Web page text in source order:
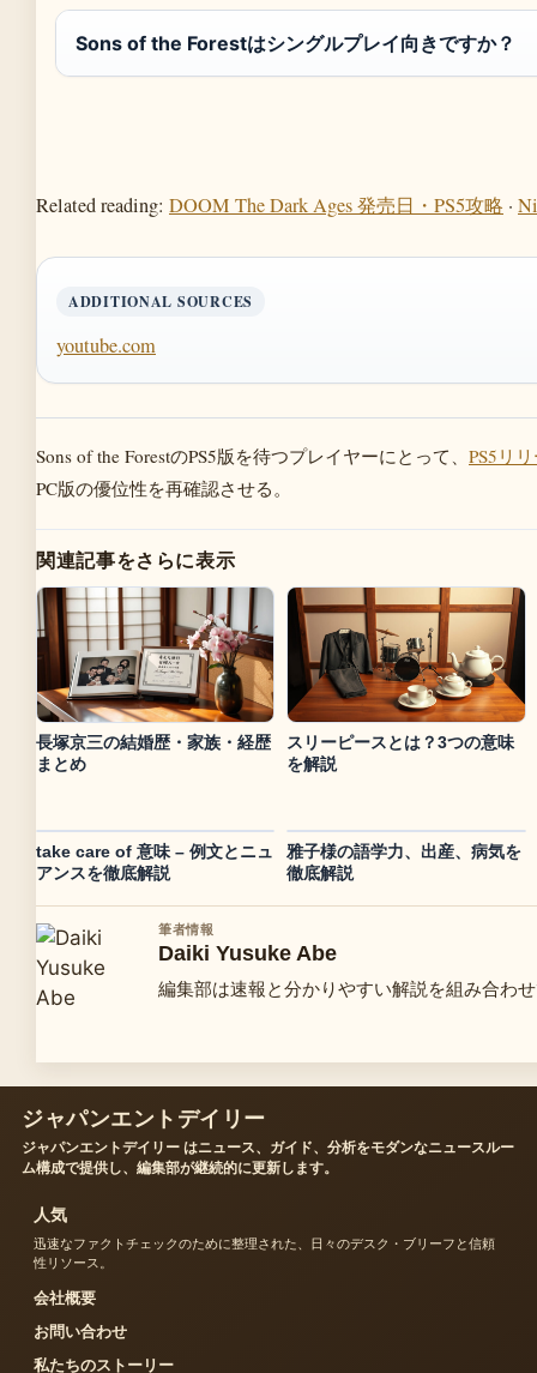
Sons of the Forestはシングルプレイ向きですか？
Related reading: DOOM The Dark Ages 発売日・PS5攻略 ·
ADDITIONAL SOURCES
youtube.com
Sons of the ForestのPS5版を待つプレイヤーにとって、 PS5リ
PC版の優位性を再確認させる。
関連記事をさらに表示
長塚京三の結婚歴・家族・経歴
まとめ
スリーピースとは？3つの意味
を解説
take care of 意味 – 例文とニュ
アンスを徹底解説
雅子様の語学力、出産、病気を
徹底解説
筆者情報
Daiki Yusuke Abe
編集部は速報と分かりやすい解説を組み合わ
ジャパンエントデイリー
ジャパンエントデイリー はニュース、ガイド、分析をモダンなニュースルー
ム構成で提供し、編集部が継続的に更新します。
人気
迅速なファクトチェックのために整理された、日々のデスク・ブリーフと信頼
性リソース。
会社概要
お問い合わせ
私たちのストーリー